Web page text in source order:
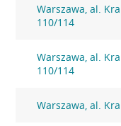
Warszawa, al.
110/114
Warszawa, al.
110/114
Warszawa, al.